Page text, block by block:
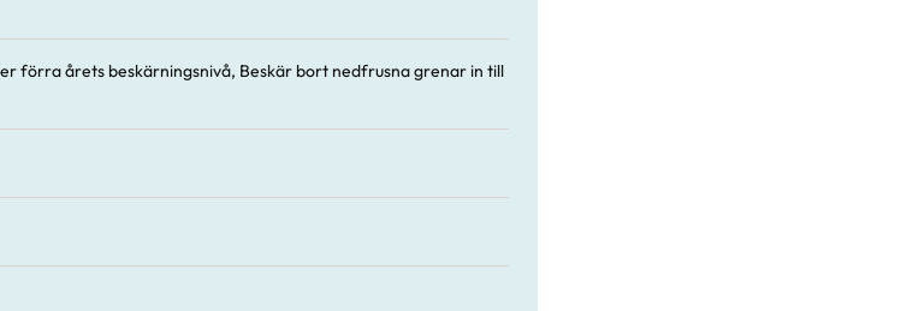
förra årets beskärningsnivå, Beskär bort nedfrusna grenar in till